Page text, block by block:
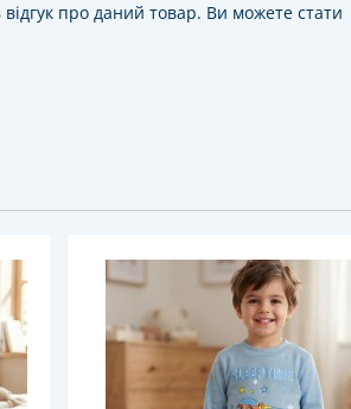
про даний товар. Ви можете стати